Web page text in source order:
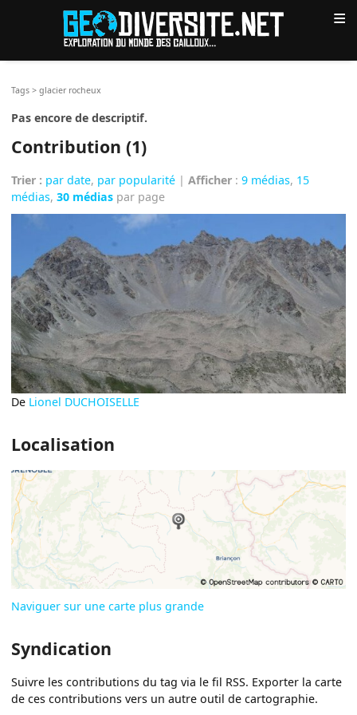
≡
Tags >glacier rocheux
Pas encore de descriptif.
Contribution (1)
Trier : par date, par popularité |Afficher :9 médias, 15
médias,30 médias par page
De Lionel DUCHOISELLE
Localisation
Naviguer sur une carte plus grande
Syndication
Suivre les contributions du tag via le fil RSS. Exporter la carte
de ces contributions vers un autre outil de cartographie.